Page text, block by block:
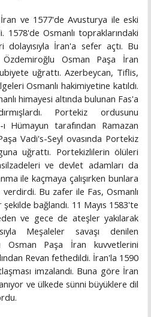
ve 1577'de Avusturya ile eski
1578'de Osmanlı topraklarındaki
dolayısıyla İran'a sefer açtı. Bu
Özdemiroğlu Osman Paşa İran
uğrattı. Azerbeycan, Tiflis,
Osmanlı hakimiyetine katıldı.
himayesi altında bulunan Fas'a
Portekiz ordusunu
Hümayun tarafından Ramazan
Vadi's-Seyl ovasında Portekiz
uğrattı. Portekizlilerin ölüleri
ve devlet adamları da
ile kaçmaya çalışırken bunlara
verdirdi. Bu zafer ile Fas, Osmanlı
bağlandı. 11 Mayıs 1583'te
ve gece de ateşler yakılarak
Meşaleler savaşı denilen
Osman Paşa İran kuvvetlerini
Revan fethedildi. İran'la 1590
imzalandı. Buna göre İran
ve ülkede sünni büyüklere dil